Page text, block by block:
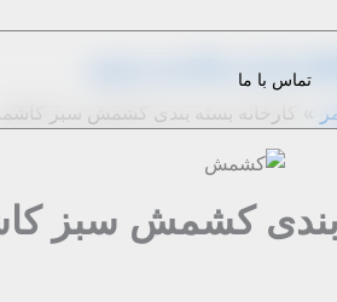
تماس با ما
m.eini
|
کارخانه بسته بندی کشمش سبز کاشمر
بندی کشمش سبز